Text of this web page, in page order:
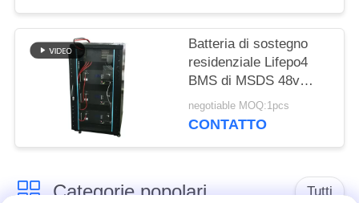
Batteria di sostegno
residenziale Lifepo4
BMS di MSDS 48v
450Ah
negotiable MOQ:1pcs
CONTATTO
Categorie popolari Tutti